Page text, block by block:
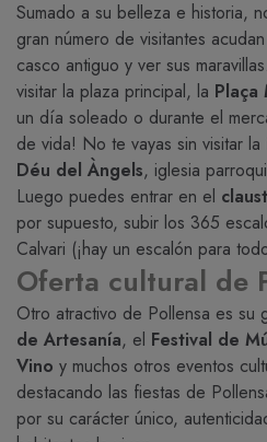
Sumado a su belleza e historia,
gran número de visitantes
casco antiguo y ver sus
visitar la plaza principal, la Plaça
un día soleado o durante el
de vida! No te vayas sin visitar la
Déu del Àngels, iglesia
Luego puedes entrar en el
por supuesto, subir los 365
Calvari (¡hay un escalón para
Oferta cultural de
Otro atractivo de Pollensa es su
de Artesanía, el Festival de
Vino y muchos otros eventos
destacando las fiestas de
por su carácter único,